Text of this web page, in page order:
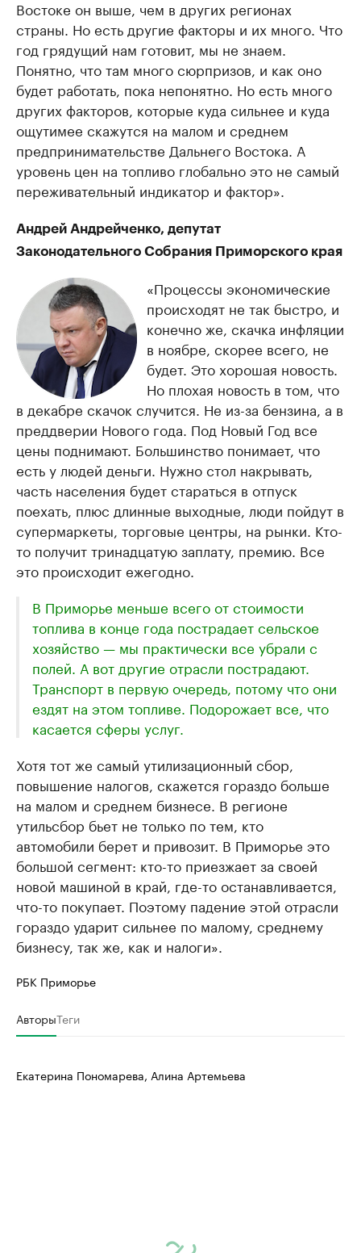
Востоке он выше, чем в других регионах
страны. Но есть другие факторы и их много. Что
год грядущий нам готовит, мы не знаем.
Понятно, что там много сюрпризов, и как оно
будет работать, пока непонятно. Но есть много
других факторов, которые куда сильнее и куда
ощутимее скажутся на малом и среднем
предпринимательстве Дальнего Востока. А
уровень цен на топливо глобально это не самый
переживательный индикатор и фактор».
Андрей Андрейченко, депутат
Законодательного Собрания Приморского края
«Процессы экономические
происходят не так быстро, и
конечно же, скачка инфляции
в ноябре, скорее всего, не
будет. Это хорошая новость.
Но плохая новость в том, что
в декабре скачок случится. Не из-за бензина, а в
преддверии Нового года. Под Новый Год все
цены поднимают. Большинство понимает, что
есть у людей деньги. Нужно стол накрывать,
часть населения будет стараться в отпуск
поехать, плюс длинные выходные, люди пойдут в
супермаркеты, торговые центры, на рынки. Кто-
то получит тринадцатую заплату, премию. Все
это происходит ежегодно.
В Приморье меньше всего от стоимости
топлива в конце года пострадает сельское
хозяйство — мы практически все убрали с
полей. А вот другие отрасли пострадают.
Транспорт в первую очередь, потому что они
ездят на этом топливе. Подорожает все, что
касается сферы услуг.
Хотя тот же самый утилизационный сбор,
повышение налогов, скажется гораздо больше
на малом и среднем бизнесе. В регионе
утильсбор бьет не только по тем, кто
автомобили берет и привозит. В Приморье это
большой сегмент: кто-то приезжает за своей
новой машиной в край, где-то останавливается,
что-то покупает. Поэтому падение этой отрасли
гораздо ударит сильнее по малому, среднему
бизнесу, так же, как и налоги».
РБК Приморье
АвторыТеги
Екатерина Пономарева, Алина Артемьева